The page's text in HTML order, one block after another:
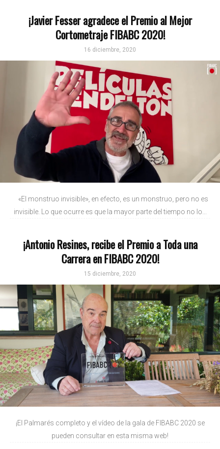
¡Javier Fesser agradece el Premio al Mejor
Cortometraje FIBABC 2020!
16 diciembre, 2020
«El monstruo invisible», en efecto, es un monstruo, pero no es
invisible. Lo que ocurre es que la mayor parte del tiempo no lo...
¡Antonio Resines, recibe el Premio a Toda una
Carrera en FIBABC 2020!
15 diciembre, 2020
¡El Palmarés completo y el vídeo de la gala de FIBABC 2020 se
pueden consultar en esta misma web!